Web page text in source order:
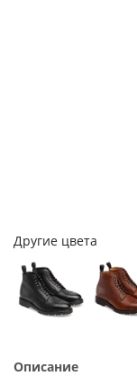
Другие цвета
Описание